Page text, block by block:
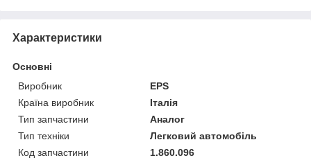
Характеристики
Основні
Виробник
EPS
Країна виробник
Італія
Тип запчастини
Аналог
Тип техніки
Легковий автомобіль
Код запчастини
1.860.096